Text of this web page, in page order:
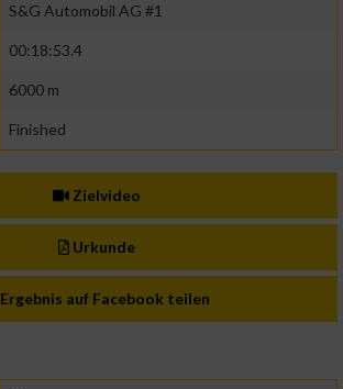
S&G Automobil AG #1
00:18:53.4
6000 m
Finished
Zielvideo
Urkunde
Ergebnis auf Facebook teilen